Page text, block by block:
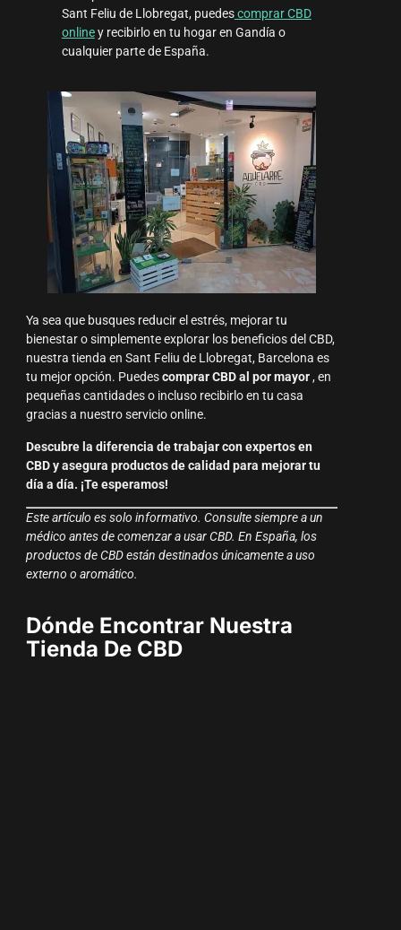
Sant Feliu de Llobregat, puedescomprar CBD
onliney recibirlo en tu hogar en Gandía o
cualquier parte de España.
Ya sea que busques reducir el estrés, mejorar tu
bienestar o simplemente explorar los beneficios del CBD,
nuestra tienda en Sant Feliu de Llobregat, Barcelona es
tu mejor opción. Puedescomprar CBD al por mayor, en
pequeñas cantidades o incluso recibirlo en tu casa
gracias a nuestro servicio online.
Descubre la diferencia de trabajar con expertos en
CBD y asegura productos de calidad para mejorar tu
día a día. ¡Te esperamos!
Este artículo es solo informativo. Consulte siempre a un
médico antes de comenzar a usar CBD. En España, los
productos de CBD están destinados únicamente a uso
externo o aromático.
Dónde Encontrar Nuestra
Tienda De CBD